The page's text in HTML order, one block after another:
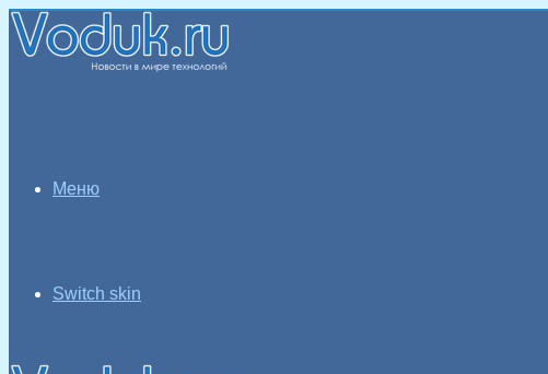
Меню
Switch skin